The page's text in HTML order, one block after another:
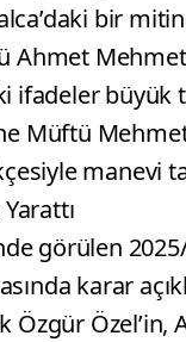
bir
ifadeler büyük
Müftü
manevi
görülen
karar
Özgür Özel’in,